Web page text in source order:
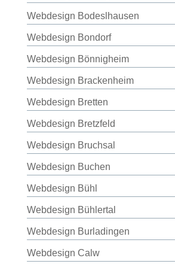
Webdesign Bodeslhausen
Webdesign Bondorf
Webdesign Bönnigheim
Webdesign Brackenheim
Webdesign Bretten
Webdesign Bretzfeld
Webdesign Bruchsal
Webdesign Buchen
Webdesign Bühl
Webdesign Bühlertal
Webdesign Burladingen
Webdesign Calw